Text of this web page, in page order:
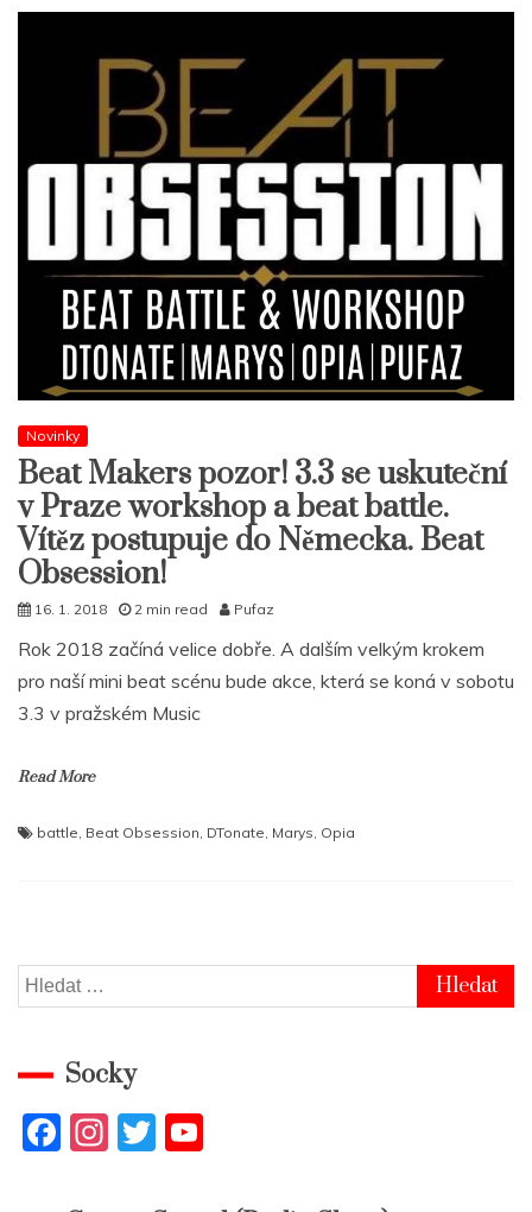
Novinky
Beat Makers pozor! 3.3 se uskuteční
v Praze workshop a beat battle.
Vítěz postupuje do Německa. Beat
Obsession!
16. 1. 2018 2 min read Pufaz
Rok 2018 začíná velice dobře. A dalším velkým krokem
pro naší mini beat scénu bude akce, která se koná v sobotu
3.3 v pražském Music
Read More
battle, Beat Obsession, DTonate, Marys, Opia
Vyhledávání
Socky
F
In T